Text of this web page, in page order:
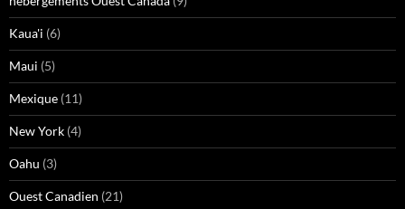
Kaua'i (6)
Maui (5)
Mexique (11)
New York (4)
Oahu (3)
Ouest Canadien (21)